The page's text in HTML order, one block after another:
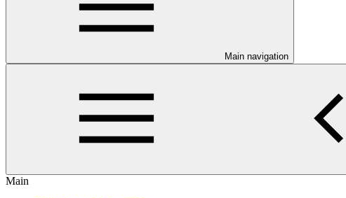
Main navigation
Main